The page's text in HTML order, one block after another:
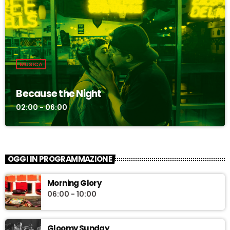
MUSICA
Because the Night
02:00 - 06:00
OGGI IN PROGRAMMAZIONE
Morning Glory
06:00 - 10:00